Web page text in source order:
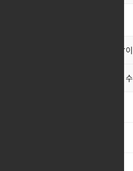
클래스 스킬 영상
직업게시판 이용